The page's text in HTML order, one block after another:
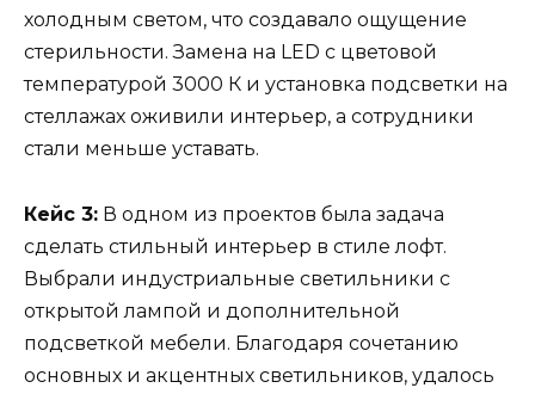
холодным светом, что создавало ощущение
стерильности. Замена на LED с цветовой
температурой 3000 К и установка подсветки на
стеллажах оживили интерьер, а сотрудники
стали меньше уставать.
Кейс 3: В одном из проектов была задача
сделать стильный интерьер в стиле лофт.
Выбрали индустриальные светильники с
открытой лампой и дополнительной
подсветкой мебели. Благодаря сочетанию
основных и акцентных светильников, удалось